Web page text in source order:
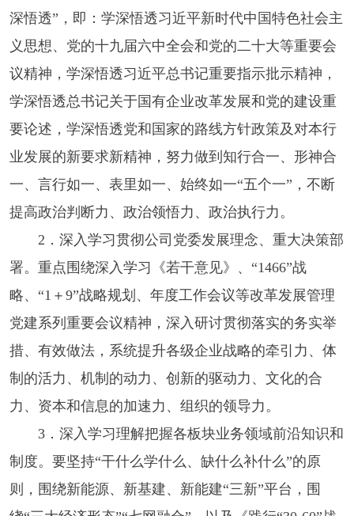
深悟透”，即：学深悟透习近平新时代中国特色社会主
义思想、党的十九届六中全会和党的二十大等重要会
议精神，学深悟透习近平总书记重要指示批示精神，
学深悟透总书记关于国有企业改革发展和党的建设重
要论述，学深悟透党和国家的路线方针政策及对本行
业发展的新要求新精神，努力做到知行合一、形神合
一、言行如一、表里如一、始终如一“五个一”，不断
提高政治判断力、政治领悟力、政治执行力。
2．深入学习贯彻公司党委发展理念、重大决策部
署。重点围绕深入学习《若干意见》、“1466”战
略、“1＋9”战略规划、年度工作会议等改革发展管理
党建系列重要会议精神，深入研讨贯彻落实的务实举
措、有效做法，系统提升各级企业战略的牵引力、体
制的活力、机制的动力、创新的驱动力、文化的合
力、资本和信息的加速力、组织的领导力。
3．深入学习理解把握各板块业务领域前沿知识和
制度。要坚持“干什么学什么、缺什么补什么”的原
则，围绕新能源、新基建、新能建“三新”平台，围